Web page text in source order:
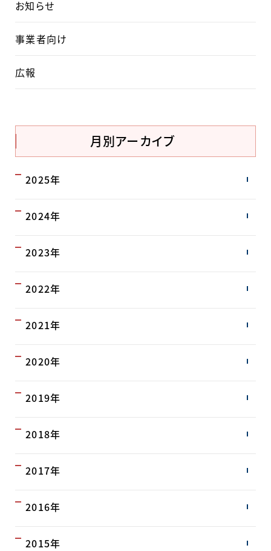
お知らせ
事業者向け
広報
月別アーカイブ
2025年
2024年
2023年
2022年
2021年
2020年
2019年
2018年
2017年
2016年
2015年